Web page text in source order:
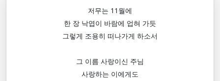
저무는 11월에
한 장 낙엽이 바람에 업혀 가듯
그렇게 조용히 떠나가게 하소서
그 이름 사랑이신 주님
사랑하는 이에게도